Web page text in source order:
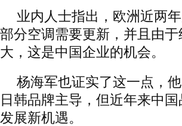
业内人士指出，欧洲近两
部分空调需要更新，并且由
大，这是中国企业的机会。
杨海军也证实了这一点，
日韩品牌主导，但近年来中
发展新机遇。